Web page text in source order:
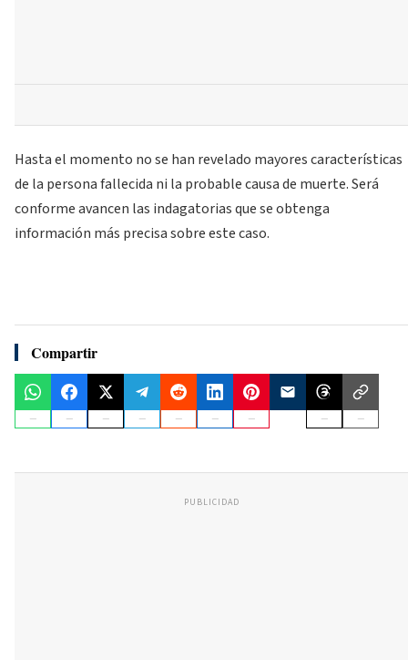
Hasta el momento no se han revelado mayores características
de la persona fallecida ni la probable causa de muerte. Será
conforme avancen las indagatorias que se obtenga
información más precisa sobre este caso.
Compartir
PUBLICIDAD